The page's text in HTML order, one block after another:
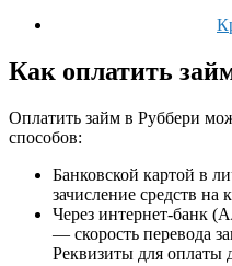
Как оплатить
Оплатить займ в Руббери
способов:
Банковской картой в
зачисление средств на
Через интернет-банк
— скорость перевода
Реквизиты для